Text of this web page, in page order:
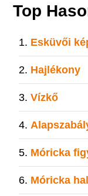
Top
Esküvői
Hajlékony
Vízkő
Móricka
Móricka